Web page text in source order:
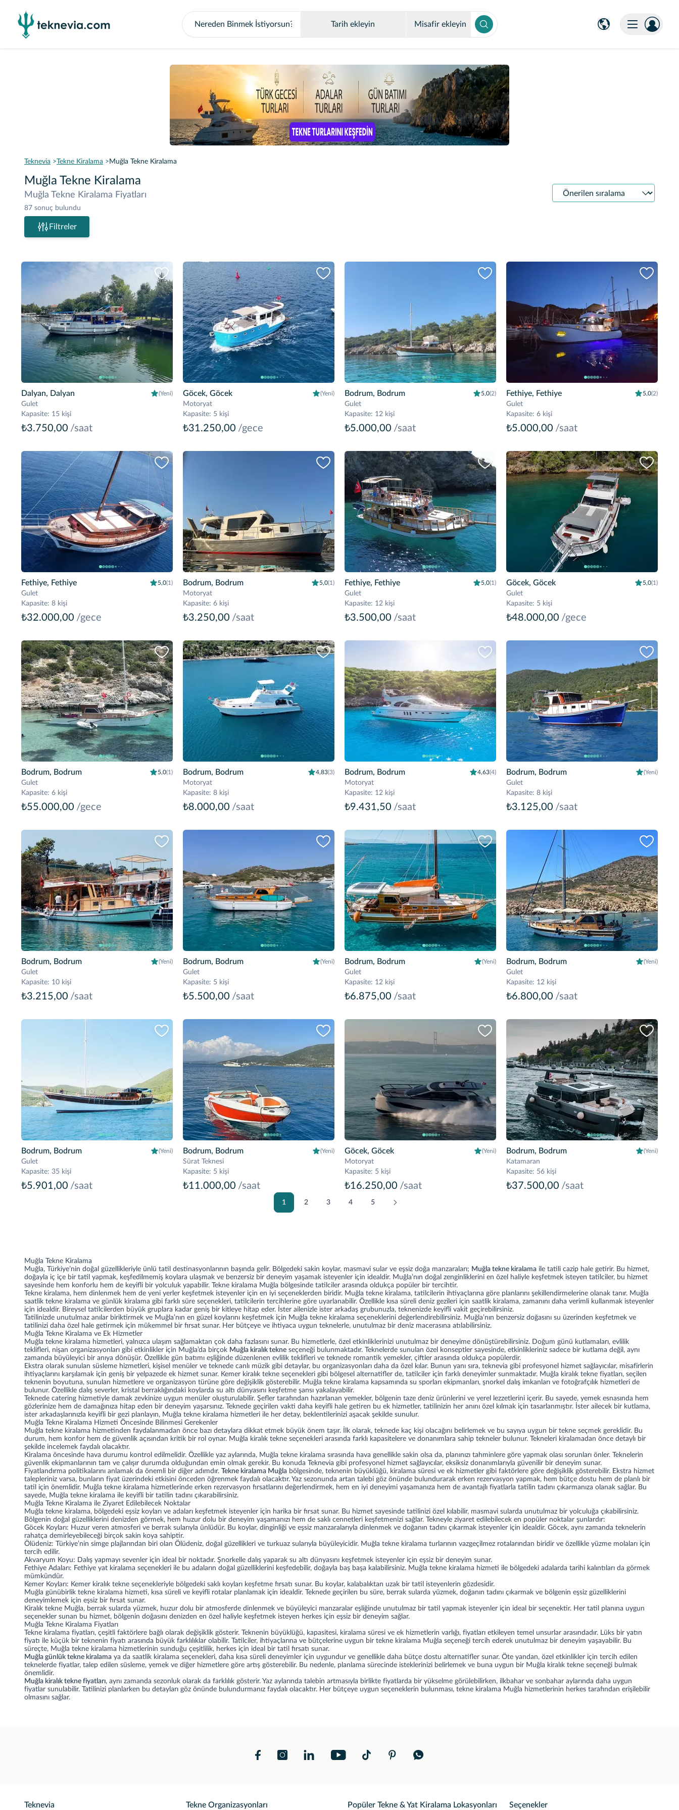
Tarih ekleyin Misafir ekleyin
Teknevia Tekne Kiralama Muğla Tekne Kiralama
Muğla Tekne Kiralama
Muğla Tekne Kiralama Fiyatları
87 sonuç bulundu
Sıralama
Filtreler
Dalyan, Dalyan (Yeni)
Gulet
Kapasite: 15 kişi
₺3.750,00 /saat
Göcek, Göcek (Yeni)
Motoryat
Kapasite: 5 kişi
₺31.250,00 /gece
Bodrum, Bodrum 5,0(2)
Gulet
Kapasite: 12 kişi
₺5.000,00 /saat
Fethiye, Fethiye 5,0(2)
Gulet
Kapasite: 6 kişi
₺5.000,00 /saat
Fethiye, Fethiye 5,0(1)
Gulet
Kapasite: 8 kişi
₺32.000,00 /gece
Bodrum, Bodrum 5,0(1)
Motoryat
Kapasite: 6 kişi
₺3.250,00 /saat
Fethiye, Fethiye 5,0(1)
Gulet
Kapasite: 12 kişi
₺3.500,00 /saat
Göcek, Göcek 5,0(1)
Gulet
Kapasite: 5 kişi
₺48.000,00 /gece
Bodrum, Bodrum 5,0(1)
Gulet
Kapasite: 6 kişi
₺55.000,00 /gece
Bodrum, Bodrum 4,83(3)
Motoryat
Kapasite: 8 kişi
₺8.000,00 /saat
Bodrum, Bodrum 4,63(4)
Motoryat
Kapasite: 12 kişi
₺9.431,50 /saat
Bodrum, Bodrum (Yeni)
Gulet
Kapasite: 8 kişi
₺3.125,00 /saat
Bodrum, Bodrum (Yeni)
Gulet
Kapasite: 10 kişi
₺3.215,00 /saat
Bodrum, Bodrum (Yeni)
Gulet
Kapasite: 5 kişi
₺5.500,00 /saat
Bodrum, Bodrum (Yeni)
Gulet
Kapasite: 12 kişi
₺6.875,00 /saat
Bodrum, Bodrum (Yeni)
Gulet
Kapasite: 12 kişi
₺6.800,00 /saat
Bodrum, Bodrum (Yeni)
Gulet
Kapasite: 35 kişi
₺5.901,00 /saat
Bodrum, Bodrum (Yeni)
Sürat Teknesi
Kapasite: 5 kişi
₺11.000,00 /saat
Göcek, Göcek (Yeni)
Motoryat
Kapasite: 5 kişi
₺16.250,00 /saat
Bodrum, Bodrum (Yeni)
Katamaran
Kapasite: 56 kişi
₺37.500,00 /saat
1 2 3 4 5
Muğla Tekne Kiralama
Muğla, Türkiye’nin doğal güzellikleriyle ünlü tatil destinasyonlarının başında gelir. Bölgedeki sakin koylar, masmavi sular ve eşsiz doğa manzaraları; Muğla tekne kiralama ile tatili cazip hale getirir. Bu hizmet,
doğayla iç içe bir tatil yapmak, keşfedilmemiş koylara ulaşmak ve benzersiz bir deneyim yaşamak isteyenler için idealdir. Muğla’nın doğal zenginliklerini en özel haliyle keşfetmek isteyen tatilciler, bu hizmet
sayesinde hem konforlu hem de keyifli bir yolculuk yapabilir. Tekne kiralama Muğla bölgesinde tatilciler arasında oldukça popüler bir tercihtir.
Tekne kiralama, hem dinlenmek hem de yeni yerler keşfetmek isteyenler için en iyi seçeneklerden biridir. Muğla tekne kiralama, tatilcilerin ihtiyaçlarına göre planlarını şekillendirmelerine olanak tanır. Muğla
saatlik tekne kiralama ve günlük kiralama gibi farklı süre seçenekleri, tatilcilerin tercihlerine göre uyarlanabilir. Özellikle kısa süreli deniz gezileri için saatlik kiralama, zamanını daha verimli kullanmak isteyenler
için idealdir. Bireysel tatilcilerden büyük gruplara kadar geniş bir kitleye hitap eder. İster ailenizle ister arkadaş grubunuzla, teknenizde keyifli vakit geçirebilirsiniz.
Tatilinizde unutulmaz anılar biriktirmek ve Muğla’nın en güzel koylarını keşfetmek için Muğla tekne kiralama seçeneklerini değerlendirebilirsiniz. Muğla’nın benzersiz doğasını su üzerinden keşfetmek ve
tatilinizi daha özel hale getirmek için mükemmel bir fırsat sunar. Her bütçeye ve ihtiyaca uygun teknelerle, unutulmaz bir deniz macerasına atılabilirsiniz.
Muğla Tekne Kiralama ve Ek Hizmetler
Muğla tekne kiralama hizmetleri, yalnızca ulaşım sağlamaktan çok daha fazlasını sunar. Bu hizmetlerle, özel etkinliklerinizi unutulmaz bir deneyime dönüştürebilirsiniz. Doğum günü kutlamaları, evlilik
teklifleri, nişan organizasyonları gibi etkinlikler için Muğla’da birçok Muğla kiralık tekne seçeneği bulunmaktadır. Teknelerde sunulan özel konseptler sayesinde, etkinlikleriniz sadece bir kutlama değil, aynı
zamanda büyüleyici bir anıya dönüşür. Özellikle gün batımı eşliğinde düzenlenen evlilik teklifleri ve teknede romantik yemekler, çiftler arasında oldukça popülerdir.
Ekstra olarak sunulan süsleme hizmetleri, kişisel menüler ve teknede canlı müzik gibi detaylar, bu organizasyonları daha da özel kılar. Bunun yanı sıra, teknevia gibi profesyonel hizmet sağlayıcılar, misafirlerin
ihtiyaçlarını karşılamak için geniş bir yelpazede ek hizmet sunar. Kemer kiralık tekne seçenekleri gibi bölgesel alternatifler de, tatilciler için farklı deneyimler sunmaktadır. Muğla kiralık tekne fiyatları, seçilen
teknenin boyutuna, sunulan hizmetlere ve organizasyon türüne göre değişiklik gösterebilir. Muğla tekne kiralama kapsamında su sporları ekipmanları, şnorkel dalış imkanları ve fotoğrafçılık hizmetleri de
bulunur. Özellikle dalış severler, kristal berraklığındaki koylarda su altı dünyasını keşfetme şansı yakalayabilir.
Teknede catering hizmetiyle damak zevkinize uygun menüler oluşturulabilir. Şefler tarafından hazırlanan yemekler, bölgenin taze deniz ürünlerini ve yerel lezzetlerini içerir. Bu sayede, yemek esnasında hem
gözlerinize hem de damağınıza hitap eden bir deneyim yaşarsınız. Teknede geçirilen vakti daha keyifli hale getiren bu ek hizmetler, tatilinizin her anını özel kılmak için tasarlanmıştır. İster ailecek bir kutlama,
ister arkadaşlarınızla keyifli bir gezi planlayın, Muğla tekne kiralama hizmetleri ile her detay, beklentilerinizi aşacak şekilde sunulur.
Muğla Tekne Kiralama Hizmeti Öncesinde Bilinmesi Gerekenler
Muğla tekne kiralama hizmetinden faydalanmadan önce bazı detaylara dikkat etmek büyük önem taşır. İlk olarak, teknede kaç kişi olacağını belirlemek ve bu sayıya uygun bir tekne seçmek gereklidir. Bu
durum, hem konfor hem de güvenlik açısından kritik bir rol oynar. Muğla kiralık tekne seçenekleri arasında farklı kapasitelere ve donanımlara sahip tekneler bulunur. Tekneleri kiralamadan önce detaylı bir
şekilde incelemek faydalı olacaktır.
Kiralama öncesinde hava durumu kontrol edilmelidir. Özellikle yaz aylarında, Muğla tekne kiralama sırasında hava genellikle sakin olsa da, planınızı tahminlere göre yapmak olası sorunları önler. Teknelerin
güvenlik ekipmanlarının tam ve çalışır durumda olduğundan emin olmak gerekir. Bu konuda Teknevia gibi profesyonel hizmet sağlayıcılar, eksiksiz donanımlarıyla güvenilir bir deneyim sunar.
Fiyatlandırma politikalarını anlamak da önemli bir diğer adımdır. Tekne kiralama Muğla bölgesinde, teknenin büyüklüğü, kiralama süresi ve ek hizmetler gibi faktörlere göre değişiklik gösterebilir. Ekstra hizmet
talepleriniz varsa, bunların fiyat üzerindeki etkisini önceden öğrenmek faydalı olacaktır. Yaz sezonunda artan talebi göz önünde bulundurarak erken rezervasyon yapmak, hem bütçe dostu hem de planlı bir
tatil için önemlidir. Muğla tekne kiralama hizmetlerinde erken rezervasyon fırsatlarını değerlendirmek, hem en iyi deneyimi yaşamanıza hem de avantajlı fiyatlarla tatilin tadını çıkarmanıza olanak sağlar. Bu
sayede, Muğla tekne kiralama ile keyifli bir tatilin tadını çıkarabilirsiniz.
Muğla Tekne Kiralama ile Ziyaret Edilebilecek Noktalar
Muğla tekne kiralama, bölgedeki eşsiz koyları ve adaları keşfetmek isteyenler için harika bir fırsat sunar. Bu hizmet sayesinde tatilinizi özel kılabilir, masmavi sularda unutulmaz bir yolculuğa çıkabilirsiniz.
Bölgenin doğal güzelliklerini denizden görmek, hem huzur dolu bir deneyim yaşamanızı hem de saklı cennetleri keşfetmenizi sağlar. Tekneyle ziyaret edilebilecek en popüler noktalar şunlardır:
Göcek Koyları: Huzur veren atmosferi ve berrak sularıyla ünlüdür. Bu koylar, dinginliği ve eşsiz manzaralarıyla dinlenmek ve doğanın tadını çıkarmak isteyenler için idealdir. Göcek, aynı zamanda teknelerin
rahatça demirleyebileceği birçok sakin koya sahiptir.
Ölüdeniz: Türkiye’nin simge plajlarından biri olan Ölüdeniz, doğal güzellikleri ve turkuaz sularıyla büyüleyicidir. Muğla tekne kiralama turlarının vazgeçilmez rotalarından biridir ve özellikle yüzme molaları için
tercih edilir.
Akvaryum Koyu: Dalış yapmayı sevenler için ideal bir noktadır. Şnorkelle dalış yaparak su altı dünyasını keşfetmek isteyenler için eşsiz bir deneyim sunar.
Fethiye Adaları: Fethiye yat kiralama seçenekleri ile bu adaların doğal güzelliklerini keşfedebilir, doğayla baş başa kalabilirsiniz. Muğla tekne kiralama hizmeti ile bölgedeki adalarda tarihi kalıntıları da görmek
mümkündür.
Kemer Koyları: Kemer kiralık tekne seçenekleriyle bölgedeki saklı koyları keşfetme fırsatı sunar. Bu koylar, kalabalıktan uzak bir tatil isteyenlerin gözdesidir.
Muğla günübirlik tekne kiralama hizmeti, kısa süreli ve keyifli rotalar planlamak için idealdir. Teknede geçirilen bu süre, berrak sularda yüzmek, doğanın tadını çıkarmak ve bölgenin eşsiz güzelliklerini
deneyimlemek için eşsiz bir fırsat sunar.
Kiralık tekne Muğla, berrak sularda yüzmek, huzur dolu bir atmosferde dinlenmek ve büyüleyici manzaralar eşliğinde unutulmaz bir tatil yapmak isteyenler için ideal bir seçenektir. Her tatil planına uygun
seçenekler sunan bu hizmet, bölgenin doğasını denizden en özel haliyle keşfetmek isteyen herkes için eşsiz bir deneyim sağlar.
Muğla Tekne Kiralama Fiyatları
Tekne kiralama fiyatları, çeşitli faktörlere bağlı olarak değişiklik gösterir. Teknenin büyüklüğü, kapasitesi, kiralama süresi ve ek hizmetlerin varlığı, fiyatları etkileyen temel unsurlar arasındadır. Lüks bir yatın
fiyatı ile küçük bir teknenin fiyatı arasında büyük farklılıklar olabilir. Tatilciler, ihtiyaçlarına ve bütçelerine uygun bir tekne kiralama Muğla seçeneği tercih ederek unutulmaz bir deneyim yaşayabilir. Bu
süreçte, Muğla tekne kiralama hizmetlerinin sunduğu çeşitlilik, herkes için ideal bir tatil fırsatı sunar.
Muğla günlük tekne kiralama ya da saatlik kiralama seçenekleri, daha kısa süreli deneyimler için uygundur ve genellikle daha bütçe dostu alternatifler sunar. Öte yandan, özel etkinlikler için tercih edilen
teknelerde fiyatlar, talep edilen süsleme, yemek ve diğer hizmetlere göre artış gösterebilir. Bu nedenle, planlama sürecinde isteklerinizi belirlemek ve buna uygun bir Muğla kiralık tekne seçeneği bulmak
önemlidir.
Muğla kiralık tekne fiyatları, aynı zamanda sezonluk olarak da farklılık gösterir. Yaz aylarında talebin artmasıyla birlikte fiyatlarda bir yükselme görülebilirken, ilkbahar ve sonbahar aylarında daha uygun
fiyatlar sunulabilir. Tatilinizi planlarken bu detayları göz önünde bulundurmanız faydalı olacaktır. Her bütçeye uygun seçeneklerin bulunması, tekne kiralama Muğla hizmetlerinin herkes tarafından erişilebilir
olmasını sağlar.
Teknevia Tekne Organizasyonları Popüler Tekne & Yat Kiralama Lokasyonları Seçenekler